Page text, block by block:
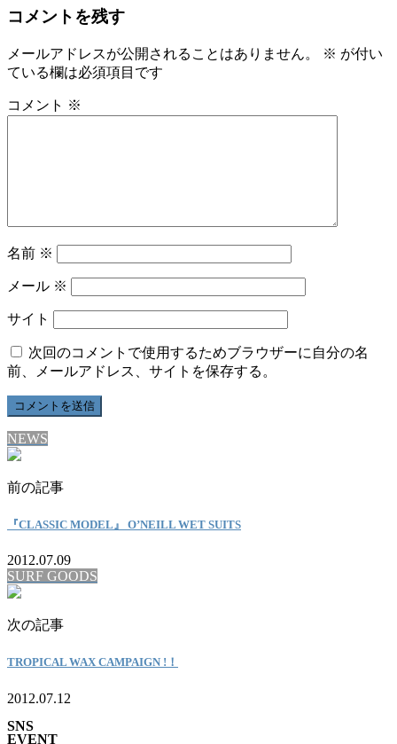
コメントを残す
メールアドレスが公開されることはありません。 ※ が付い
ている欄は必須項目です
コメント ※
名前 ※
メール ※
サイト
次回のコメントで使用するためブラウザーに自分の名
前、メールアドレス、サイトを保存する。
NEWS
前の記事
『CLASSIC MODEL』 O’NEILL WET SUITS
2012.07.09
SURF GOODS
次の記事
TROPICAL WAX CAMPAIGN !！
2012.07.12
SNS
EVENT